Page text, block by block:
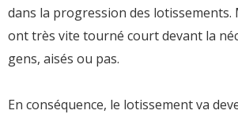
dans la progression des lotissements.
ont très vite tourné court devant la
gens, aisés ou pas.
En conséquence, le lotissement va